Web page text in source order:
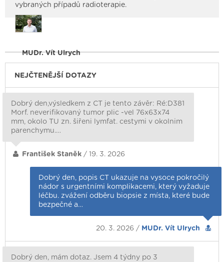
vybraných případů radioterapie.
MUDr. Vít Ulrych
NEJČTENĚJŠÍ DOTAZY
Dobrý den,výsledkem z CT je tento závěr: Ré:D381
Morf. neverifikovaný tumor plic -vel 76x63x74
mm, okolo TU zn. šiřeni lymfat. cestymi v okolnim
parenchymu.…
František Staněk / 19. 3. 2026
Dobrý den, popis CT ukazuje na vysoce pokročilý
nádor s urgentními komplikacemi, který vyžaduje
léčbu. zvážení odběru biopsie z místa, které bude
bezpečné a…
20. 3. 2026 / MUDr. Vít Ulrych
Dobrý den, mám dotaz. Jsem 4 týdny po 3